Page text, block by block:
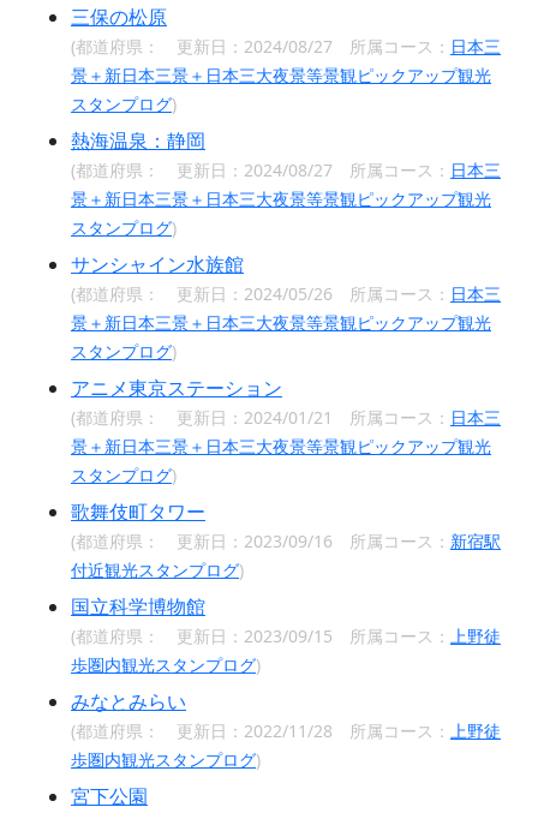
三保の松原
(都道府県： 更新日：2024/08/27 所属コース： 日本三
景＋新日本三景＋日本三大夜景等景観ピックアップ観光
スタンプログ)
熱海温泉：静岡
(都道府県： 更新日：2024/08/27 所属コース： 日本三
景＋新日本三景＋日本三大夜景等景観ピックアップ観光
スタンプログ)
サンシャイン水族館
(都道府県： 更新日：2024/05/26 所属コース： 日本三
景＋新日本三景＋日本三大夜景等景観ピックアップ観光
スタンプログ)
アニメ東京ステーション
(都道府県： 更新日：2024/01/21 所属コース： 日本三
景＋新日本三景＋日本三大夜景等景観ピックアップ観光
スタンプログ)
歌舞伎町タワー
(都道府県： 更新日：2023/09/16 所属コース： 新宿駅
付近観光スタンプログ)
国立科学博物館
(都道府県： 更新日：2023/09/15 所属コース： 上野徒
歩圏内観光スタンプログ)
みなとみらい
(都道府県： 更新日：2022/11/28 所属コース： 上野徒
歩圏内観光スタンプログ)
宮下公園